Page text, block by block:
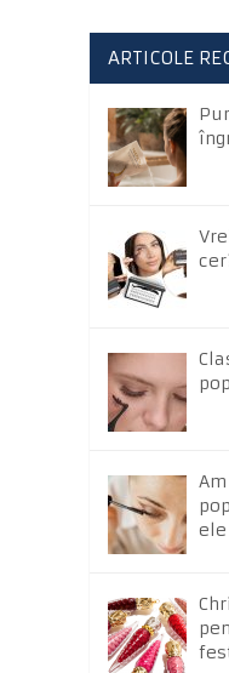
ARTICOLE